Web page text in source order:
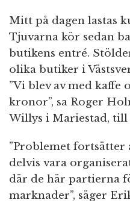
Mitt på dagen lastas
Tjuvarna kör sedan
butikens entré.
olika butiker i
”Vi blev av med kaffe
kronor”, sa Roger
Willys i Mariestad, till
”Problemet fortsätter
delvis vara
där de här partierna
marknader”, säger